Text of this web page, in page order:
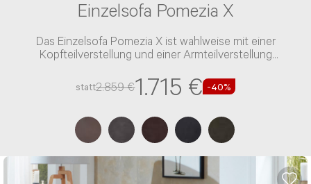
Einzelsofa Pomezia X
Das Einzelsofa Pomezia X ist wahlweise mit einer
Kopfteilverstellung und einer Armteilverstellung
statt2.859 €1.715 € -40%